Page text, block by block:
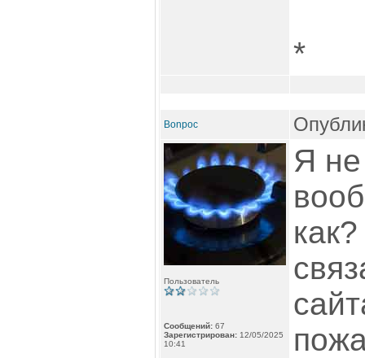
*
Bonpoc
Пользователь
Сообщений: 67
Зарегистрирован: 12/05/2025
10:41
Я